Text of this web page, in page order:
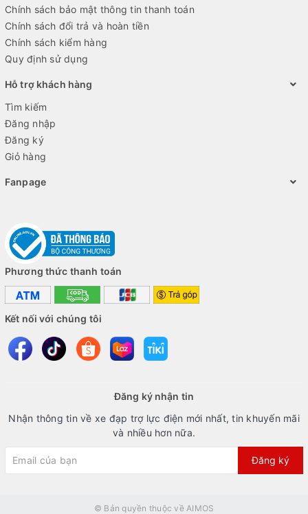
Chính sách bảo mật thông tin thanh toán
Chính sách đổi trả và hoàn tiền
Chính sách kiểm hàng
Quy định sử dụng
Hỗ trợ khách hàng
Tìm kiếm
Đăng nhập
Đăng ký
Giỏ hàng
Fanpage
Phương thức thanh toán
Kết nối với chúng tôi
Đăng ký nhận tin
Nhận thông tin về xe đạp trợ lực điện mới nhất, tin khuyến mãi
và nhiều hơn nữa.
Đăng ký
© Bản quyền thuộc về AIMOS